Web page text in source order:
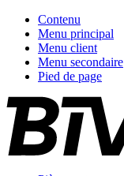
Contenu
Menu principal
Menu client
Menu secondaire
Pied de page